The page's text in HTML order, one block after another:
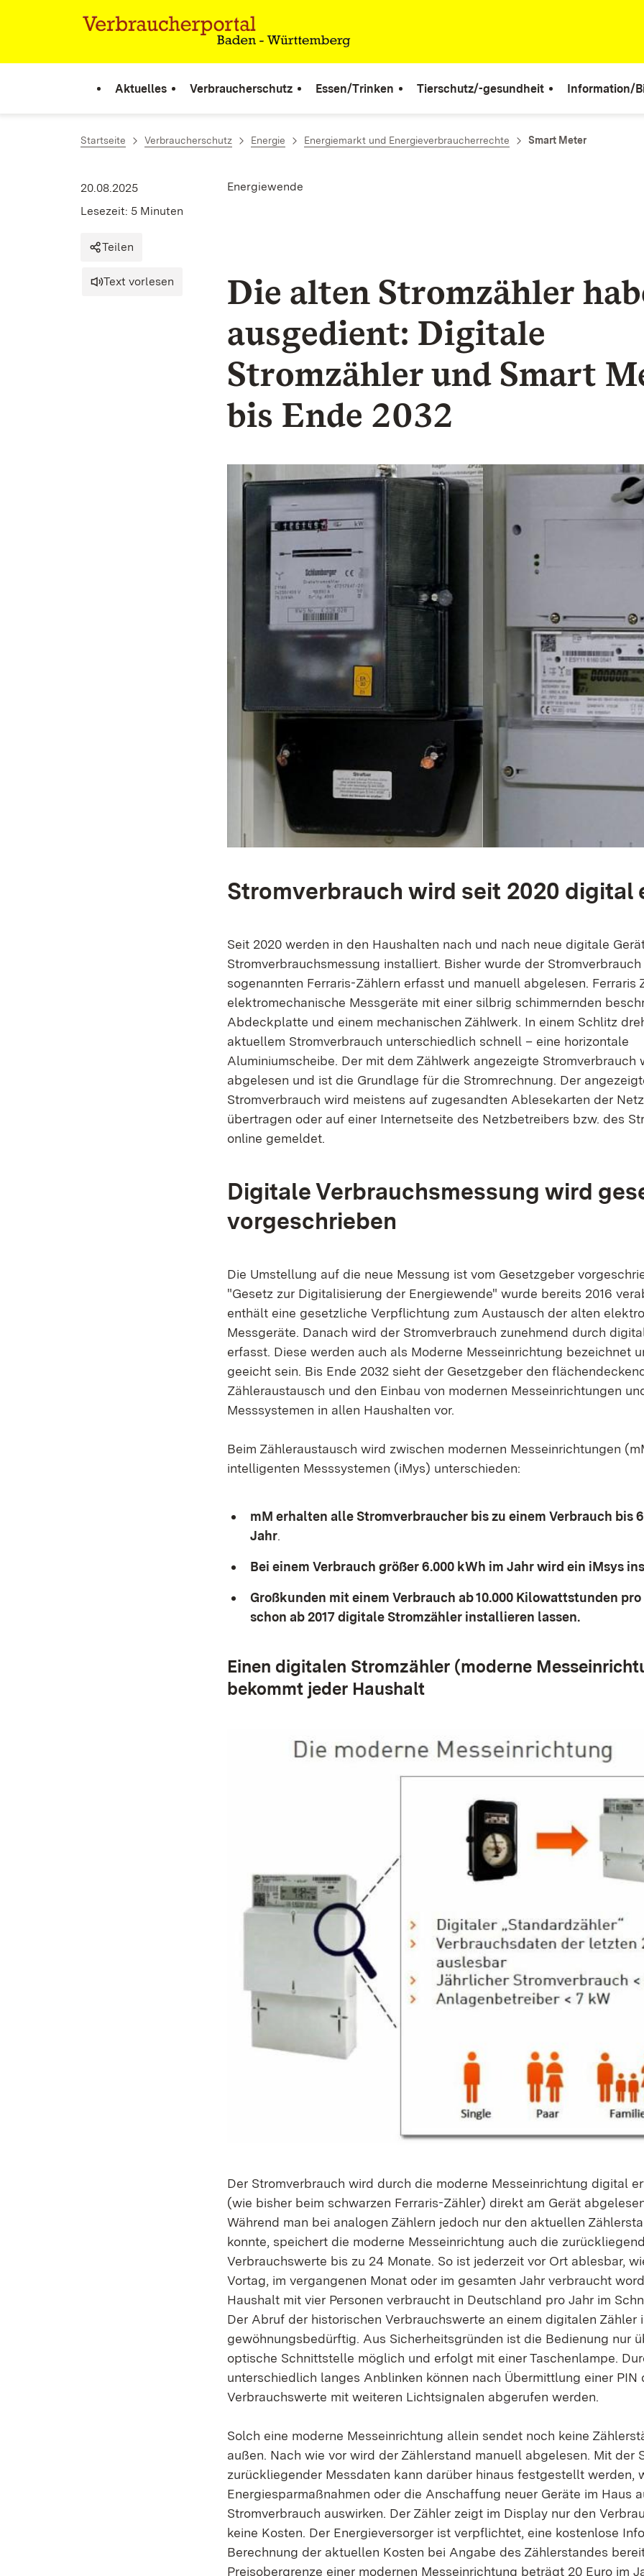
Zum Inhalt springen
Aktuelles Verbraucherschutz Essen/Trinken Tierschutz/-gesundheit Information/
Startseite Verbraucherschutz Energie Energiemarkt und Energieverbraucherrechte Smart Meter
Energiewende
20.08.2025
Lesezeit: 5 Minuten
Teilen
Text vorlesen
Die alten Stromzähler
ausgedient: Digitale
Stromzähler und Smart
bis Ende 2032
Stromverbrauch wird seit 2020 digital
Seit 2020 werden in den Haushalten nach und nach neue digitale
Stromverbrauchsmessung installiert. Bisher wurde der
sogenannten Ferraris-Zählern erfasst und manuell abgelesen. Ferraris
elektromechanische Messgeräte mit einer silbrig schimmernden
Abdeckplatte und einem mechanischen Zählwerk. In einem Schlitz
aktuellem Stromverbrauch unterschiedlich schnell – eine horizontale
Aluminiumscheibe. Der mit dem Zählwerk angezeigte Stromverbrauch
abgelesen und ist die Grundlage für die Stromrechnung. Der
Stromverbrauch wird meistens auf zugesandten Ablesekarten der
übertragen oder auf einer Internetseite des Netzbetreibers bzw. des
online gemeldet.
Digitale Verbrauchsmessung wird
vorgeschrieben
Die Umstellung auf die neue Messung ist vom Gesetzgeber
"Gesetz zur Digitalisierung der Energiewende" wurde bereits 2016
enthält eine gesetzliche Verpflichtung zum Austausch der alten
Messgeräte. Danach wird der Stromverbrauch zunehmend durch
erfasst. Diese werden auch als Moderne Messeinrichtung bezeichnet
geeicht sein. Bis Ende 2032 sieht der Gesetzgeber den
Zähleraustausch und den Einbau von modernen Messeinrichtungen
Messsystemen in allen Haushalten vor.
Beim Zähleraustausch wird zwischen modernen Messeinrichtungen
intelligenten Messsystemen (iMys) unterschieden:
mM erhalten alle Stromverbraucher bis zu einem Verbrauch bis
Jahr.
Bei einem Verbrauch größer 6.000 kWh im Jahr wird ein iMsys
Großkunden mit einem Verbrauch ab 10.000 Kilowattstunden
schon ab 2017 digitale Stromzähler installieren lassen.
Einen digitalen Stromzähler (moderne
bekommt jeder Haushalt
Der Stromverbrauch wird durch die moderne Messeinrichtung digital
(wie bisher beim schwarzen Ferraris-Zähler) direkt am Gerät
Während man bei analogen Zählern jedoch nur den aktuellen
konnte, speichert die moderne Messeinrichtung auch die
Verbrauchswerte bis zu 24 Monate. So ist jederzeit vor Ort ablesbar,
Vortag, im vergangenen Monat oder im gesamten Jahr verbraucht
Haushalt mit vier Personen verbraucht in Deutschland pro Jahr im
Der Abruf der historischen Verbrauchswerte an einem digitalen Zähler
gewöhnungsbedürftig. Aus Sicherheitsgründen ist die Bedienung nur
optische Schnittstelle möglich und erfolgt mit einer Taschenlampe.
unterschiedlich langes Anblinken können nach Übermittlung einer PIN
Verbrauchswerte mit weiteren Lichtsignalen abgerufen werden.
Solch eine moderne Messeinrichtung allein sendet noch keine
außen. Nach wie vor wird der Zählerstand manuell abgelesen. Mit der
zurückliegender Messdaten kann darüber hinaus festgestellt werden,
Energiesparmaßnahmen oder die Anschaffung neuer Geräte im Haus
Stromverbrauch auswirken. Der Zähler zeigt im Display nur den
keine Kosten. Der Energieversorger ist verpflichtet, eine kostenlose
Berechnung der aktuellen Kosten bei Angabe des Zählerstandes
Preisobergrenze einer modernen Messeinrichtung beträgt 20 Euro im